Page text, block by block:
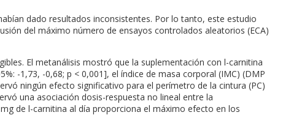
dado resultados inconsistentes. Por lo tanto, este estudio
del máximo número de ensayos controlados aleatorios (ECA)
El metanálisis mostró que la suplementación con l-carnitina
-1,73, -0,68; p < 0,001], el índice de masa corporal (IMC) (DMP
ningún efecto significativo para el perímetro de la cintura (PC)
una asociación dosis-respuesta no lineal entre la
de l-carnitina al día proporciona el máximo efecto en los